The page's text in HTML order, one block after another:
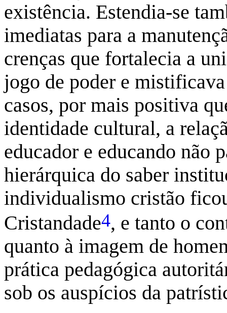
existência. Estendia-se
imediatas para a
crenças que fortalecia a
jogo de poder e
casos, por mais positiva
identidade cultural, a
educador e educando não
hierárquica do saber
individualismo cristão
Cristandade4, e tanto o
quanto à imagem de
prática pedagógica
sob os auspícios da